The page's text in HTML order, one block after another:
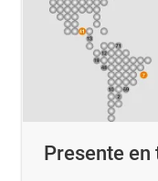
Presente